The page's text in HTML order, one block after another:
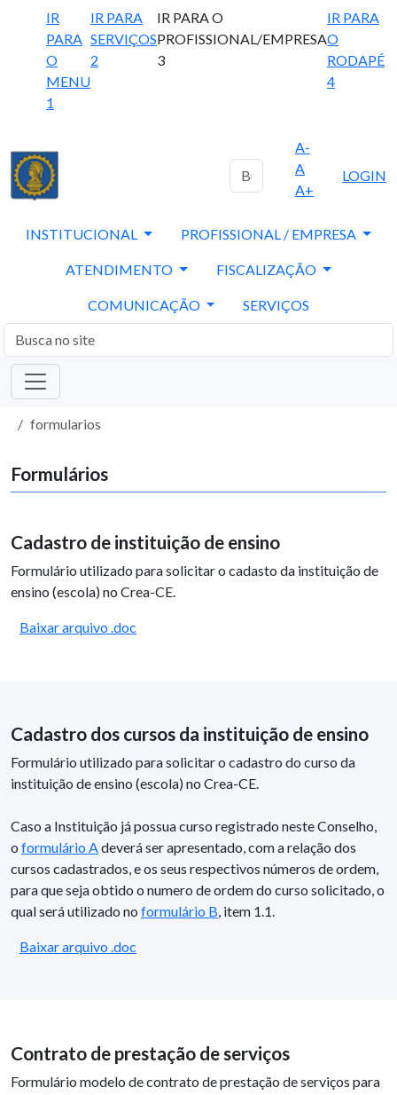
IR
PARA
O
MENU
1
IR PARA
SERVIÇOS
2
IR PARA O
PROFISSIONAL/EMPRESA
3
IR PARA
O
RODAPÉ
4
A-
A
A+
LOGIN
INSTITUCIONAL PROFISSIONAL / EMPRESA
ATENDIMENTO FISCALIZAÇÃO
COMUNICAÇÃO SERVIÇOS
formularios
Formulários
Cadastro de instituição de ensino
Formulário utilizado para solicitar o cadasto da instituição de
ensino (escola) no Crea-CE.
Baixar arquivo .doc
Cadastro dos cursos da instituição de ensino
Formulário utilizado para solicitar o cadastro do curso da
instituição de ensino (escola) no Crea-CE.
Caso a Instituição já possua curso registrado neste Conselho,
o formulário Adeverá ser apresentado, com a relação dos
cursos cadastrados, e os seus respectivos números de ordem,
para que seja obtido o numero de ordem do curso solicitado, o
qual será utilizado no formulário B, item 1.1.
Baixar arquivo .doc
Contrato de prestação de serviços
Formulário modelo de contrato de prestação de serviços para